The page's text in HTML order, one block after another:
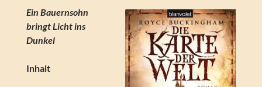
Ein Bauernsohn
bringt Licht ins
Dunkel
Inhalt